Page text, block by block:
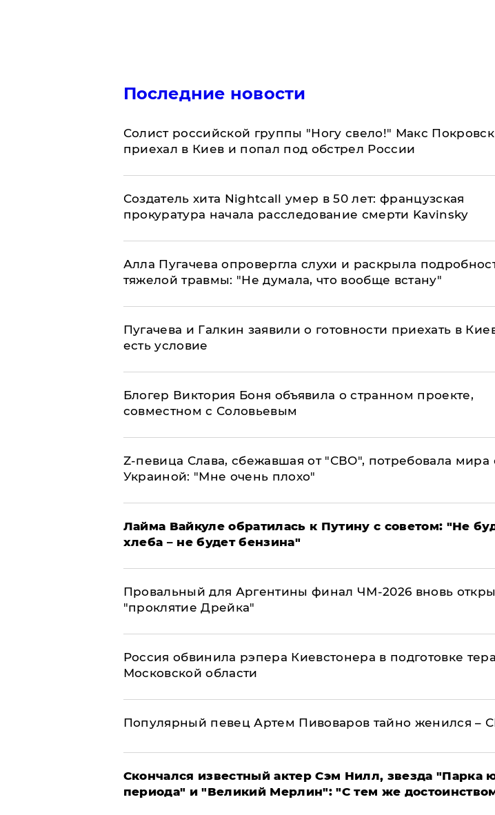
Последние новости
Солист российской группы "Ногу свело!" Макс
приехал в Киев и попал под обстрел России
Создатель хита Nightcall умер в 50 лет: французская
прокуратура начала расследование смерти Kavinsky
Алла Пугачева опровергла слухи и раскрыла
тяжелой травмы: "Не думала, что вообще встану"
Пугачева и Галкин заявили о готовности приехать в
есть условие
Блогер Виктория Боня объявила о странном проекте,
совместном с Соловьевым
Z-певица Слава, сбежавшая от "СВО", потребовала мира
Украиной: "Мне очень плохо"
Лайма Вайкуле обратилась к Путину с советом: "Не
хлеба – не будет бензина"
Провальный для Аргентины финал ЧМ-2026 вновь
"проклятие Дрейка"
Россия обвинила рэпера Киевстонера в подготовке
Московской области
Популярный певец Артем Пивоваров тайно женился –
Скончался известный актер Сэм Нилл, звезда "Парка
периода" и "Великий Мерлин": "С тем же